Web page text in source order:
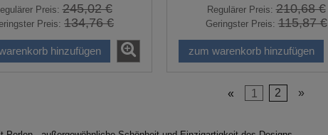
Preis:245,02 €
Preis: 134,76 €
hinzufügen
Regulärer Preis:210,68 €
Geringster Preis:115,87 €
zum warenkorb hinzufügen
« 1 2 »